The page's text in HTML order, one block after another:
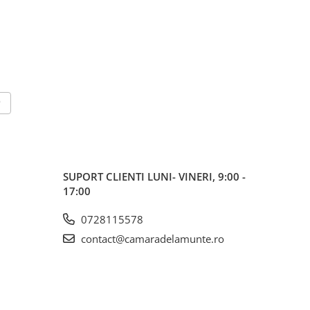
SUPORT CLIENTI LUNI- VINERI, 9:00 -
17:00
0728115578
contact@camaradelamunte.ro